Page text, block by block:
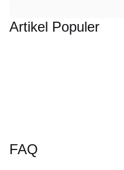
Artikel Populer
FAQ